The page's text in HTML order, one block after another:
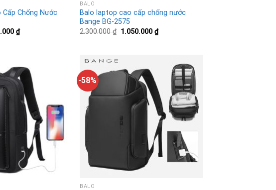
Cấp Chống Nước
₫
BALO
Balo laptop cao cấp chống nước
Bange BG-2575
2.300.000₫ 1.050.000₫
-58%
BALO